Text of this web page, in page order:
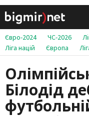
Євро-2024 ЧС-2026
Ліга націй
Європа
Білодід